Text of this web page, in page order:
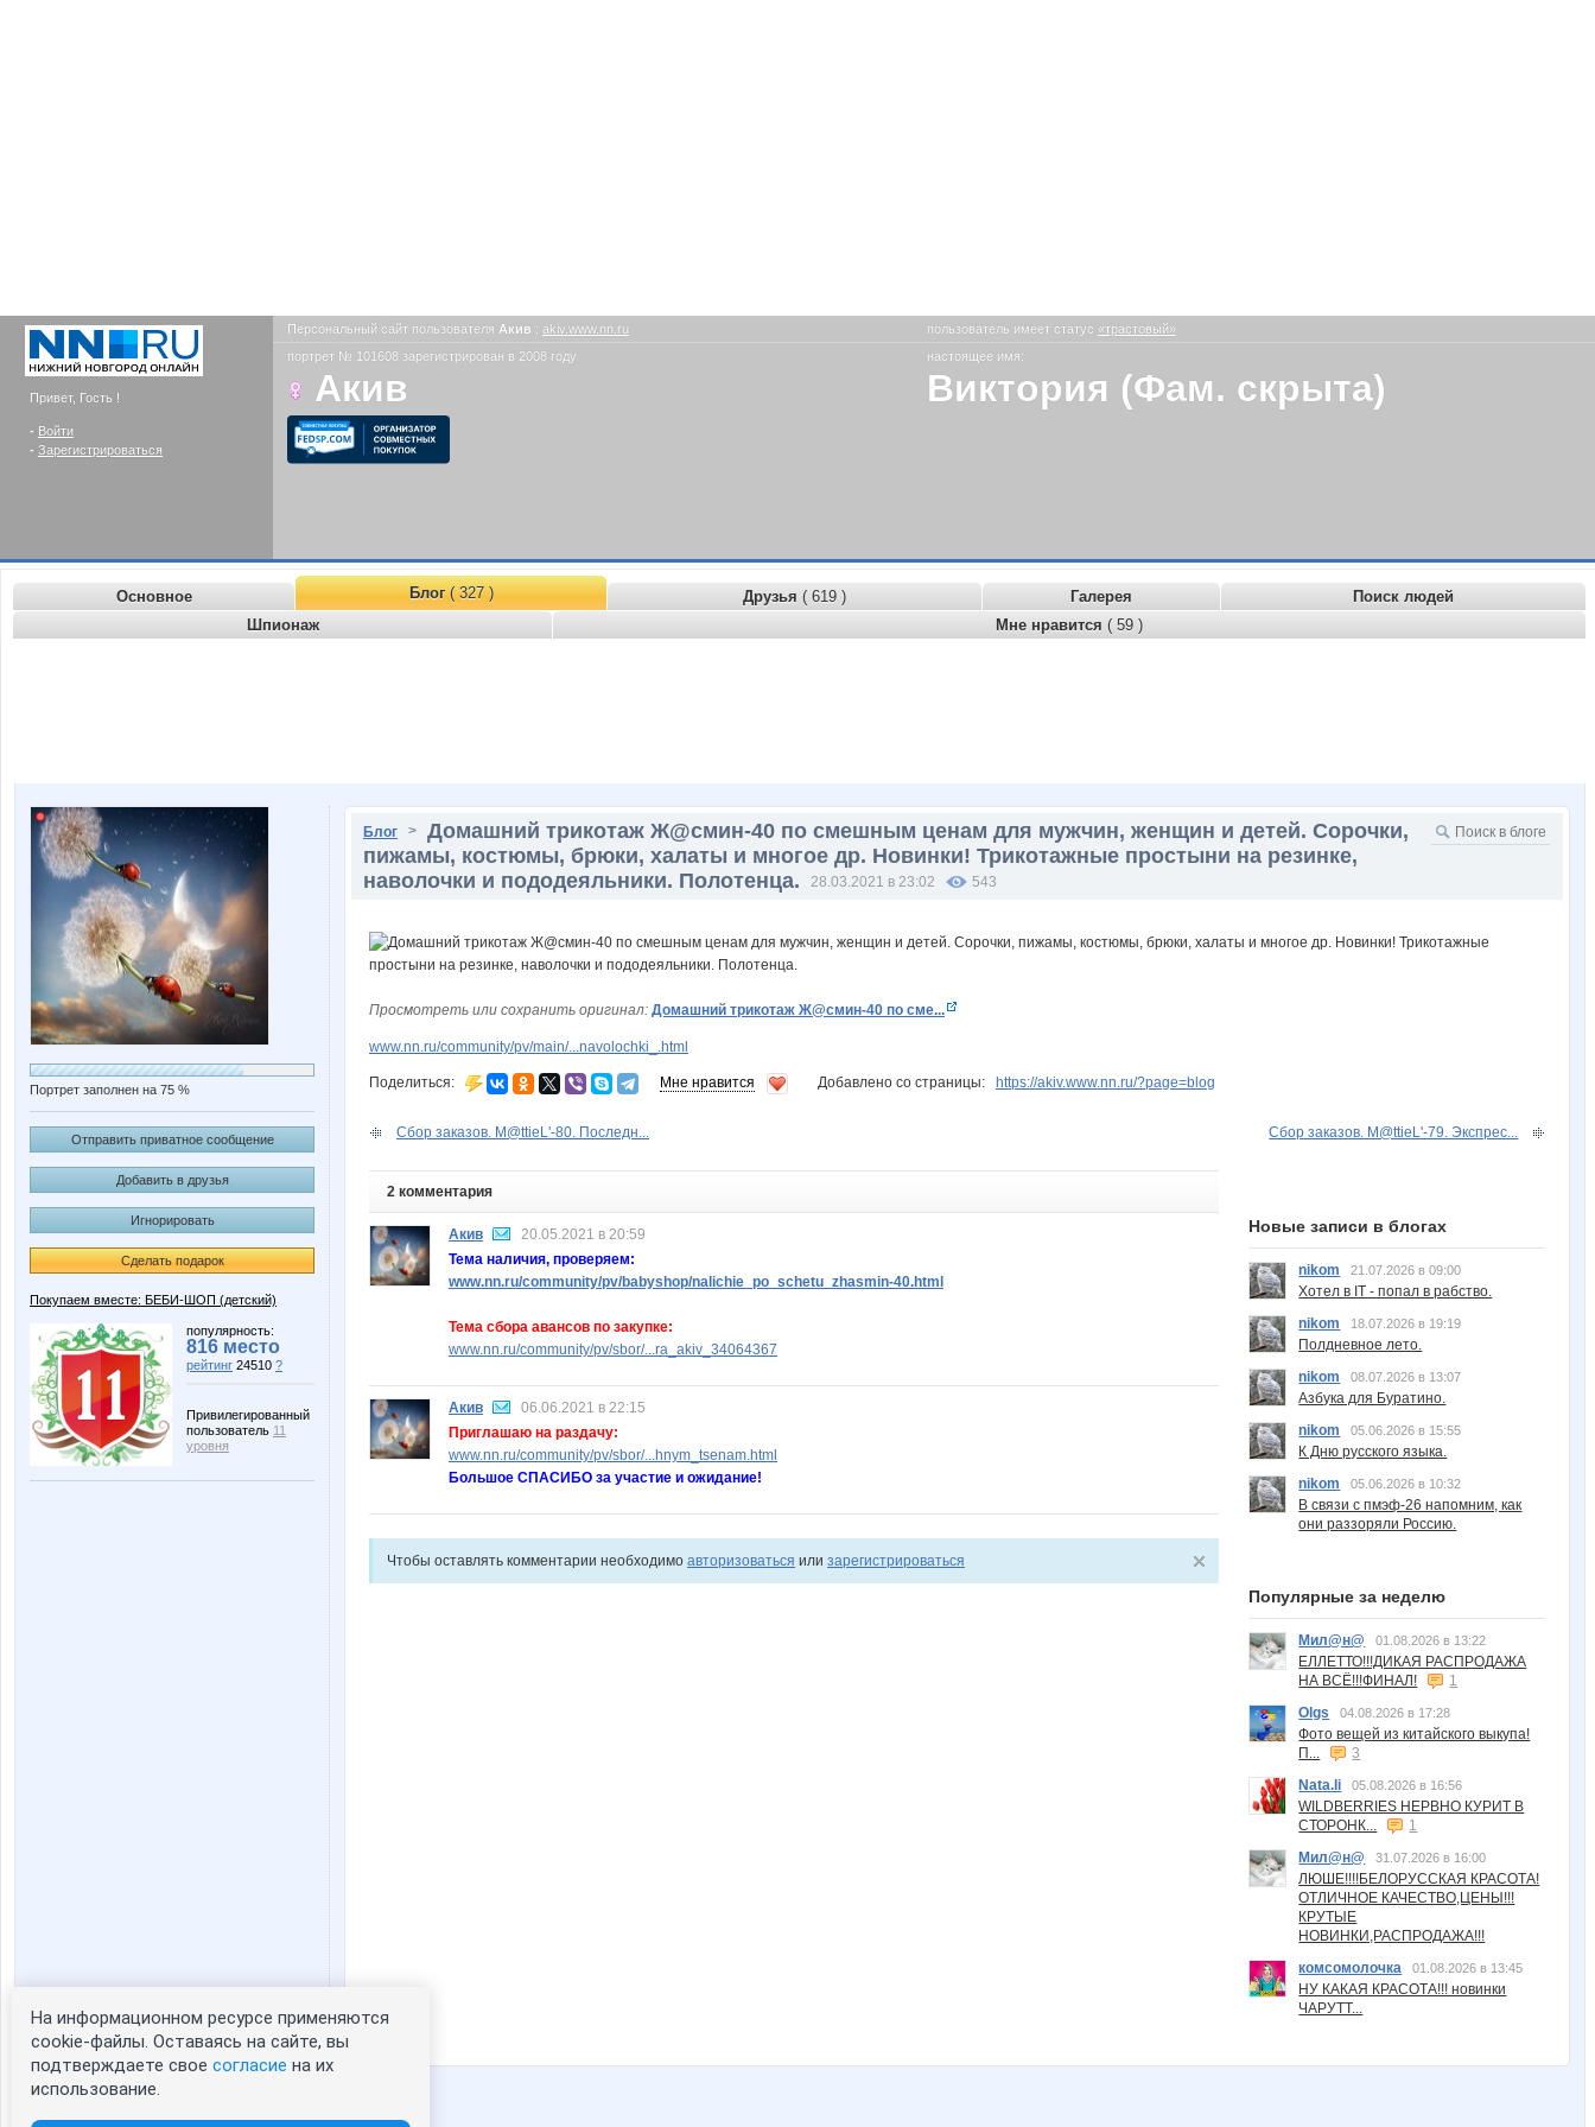
Привет, Гость !
- Войти
- Зарегистрироваться
Персональный сайт пользователя Акив : akiv.www.nn.ru пользователь имеет статус «трастовый»
портрет № 101608 зарегистрирован в 2008 году
Акив
настоящее имя:
Виктория (Фам. скрыта)
Основное Блог( 327 ) Друзья ( 619 ) Галерея
Поиск людей
Шпионаж
Мне нравится ( 59 )
Портрет заполнен на 75 %
Отправить приватное сообщение
Добавить в друзья
Игнорировать
Сделать подарок
Покупаем вместе: БЕБИ-ШОП (детский)
популярность:
816 место
рейтинг 24510 ?
Привилегированный
пользователь 11
уровня
Статистика портрета:
сейчас просматривают портрет - 0
зарегистрированные пользователи
Блог > Домашний трикотаж Ж@смин-40 по смешным ценам для мужчин, женщин и детей. Сорочки,
пижамы, костюмы, брюки, халаты и многое др. Новинки! Трикотажные простыни на резинке,
наволочки и пододеяльники. Полотенца.
28.03.2021 в 23:02 543
Просмотреть или сохранить оригинал: Домашний трикотаж Ж@смин-40 по сме...
www.nn.ru/community/pv/main/...navolochki_.html
Поделиться: Мне нравится Добавлено со страницы: https://akiv.www.nn.ru/?page=blog
Сбор заказов. M@ttieL'-80. Последн... Сбор заказов. M@ttieL'-79. Экспрес...
2 комментария
Акив
20.05.2021 в 20:59
Тема наличия, проверяем:
www.nn.ru/community/pv/babyshop/nalichie_po_schetu_zhasmin-40.html
Тема сбора авансов по закупке:
www.nn.ru/community/pv/sbor/...ra_akiv_34064367
Акив
06.06.2021 в 22:15
Приглашаю на раздачу:
www.nn.ru/community/pv/sbor/...hnym_tsenam.html
Большое СПАСИБО за участие и ожидание!
Чтобы оставлять комментарии необходимо авторизоваться или зарегистрироваться
Новые записи в блогах
nikom 21.07.2026 в 09:00
Хотел в IT - попал в рабство.
nikom
18.07.2026 в 19:19
Полдневное лето.
nikom
08.07.2026 в 13:07
Азбука для Буратино.
nikom
05.06.2026 в 15:55
К Дню русского языка.
nikom
05.06.2026 в 10:32
В связи с пмэф-26 напомним, как
они раззоряли Россию.
Популярные за неделю
Мил@н@ 01.08.2026 в 13:22
ЕЛЛЕТТО!!!ДИКАЯ РАСПРОДАЖА
НА ВСЁ!!!ФИНАЛ!
1
Olgs
04.08.2026 в 17:28
Фото вещей из китайского выкупа!
П...
3
Nata.li
05.08.2026 в 16:56
WILDBERRIES НЕРВНО КУРИТ В
СТОРОНК...
1
Мил@н@
31.07.2026 в 16:00
ЛЮШЕ!!!!БЕЛОРУССКАЯ КРАСОТА!
ОТЛИЧНОЕ КАЧЕСТВО,ЦЕНЫ!!!
КРУТЫЕ
НОВИНКИ,РАСПРОДАЖА!!!
комсомолочка
01.08.2026 в 13:45
НУ КАКАЯ КРАСОТА!!! новинки
ЧАРУТТ...
На информационном ресурсе применяются
cookie-файлы. Оставаясь на сайте, вы
подтверждаете свое согласие на их
использование.